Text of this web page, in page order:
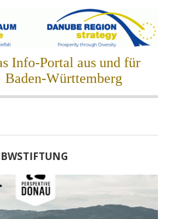
Info-Portal aus und für
Baden-Württemberg
BWSTIFTUNG